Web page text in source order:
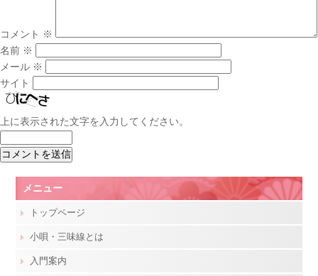
コメント ※
名前 ※
メール ※
サイト
上に表示された文字を入力してください。
メニュー
トップページ
小唄・三味線とは
入門案内